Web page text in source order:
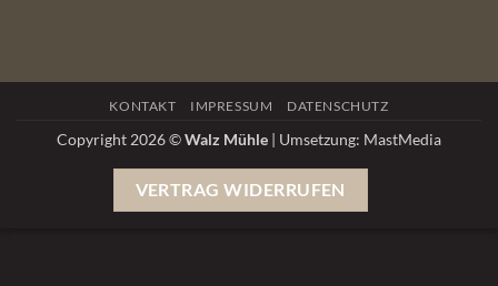
KONTAKT IMPRESSUM DATENSCHUTZ
Copyright 2026 ©Walz Mühle | Umsetzung: MastMedia
VERTRAG WIDERRUFEN